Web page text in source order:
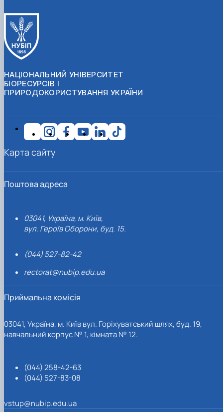
НАЦІОНАЛЬНИЙ УНІВЕРСИТЕТ
БІОРЕСУРСІВ І
ПРИРОДОКОРИСТУВАННЯ УКРАЇНИ
Поштова адреса
03041, Україна, м. Київ,
вул. Героїв Оборони, буд. 15.
(044) 527-82-42
rectorat@nubip.edu.ua
Приймальна комісія
03041, Україна, м. Київ вул. Горіхуватський шлях, буд. 19,
навчальний корпус № 1, кімната № 12.
(044) 258-42-63
(044) 527-83-08
vstup@nubip.edu.ua
Карта сайту